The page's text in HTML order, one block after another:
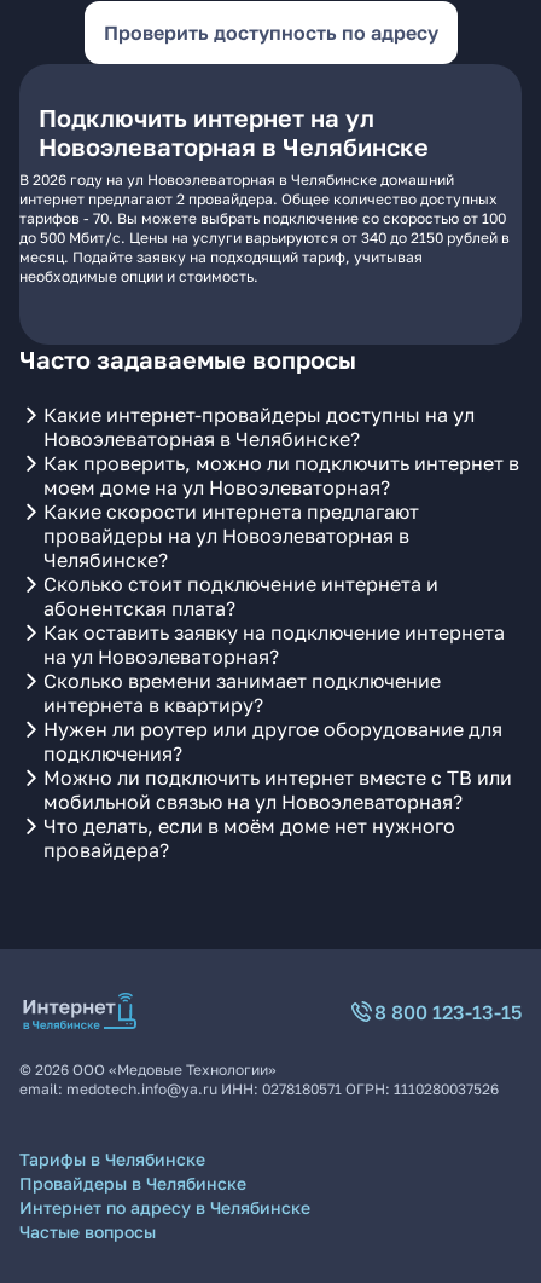
Проверить доступность по адресу
Подключить интернет на ул
Новоэлеваторная в Челябинске
В 2026 году на ул Новоэлеваторная в Челябинске домашний
интернет предлагают 2 провайдера. Общее количество доступных
тарифов - 70. Вы можете выбрать подключение со скоростью от 100
до 500 Мбит/с. Цены на услуги варьируются от 340 до 2150 рублей в
месяц. Подайте заявку на подходящий тариф, учитывая
необходимые опции и стоимость.
Часто задаваемые вопросы
Какие интернет-провайдеры доступны на ул
Новоэлеваторная в Челябинске?
Как проверить, можно ли подключить интернет в
моем доме на ул Новоэлеваторная?
Какие скорости интернета предлагают
провайдеры на ул Новоэлеваторная в
Челябинске?
Сколько стоит подключение интернета и
абонентская плата?
Как оставить заявку на подключение интернета
на ул Новоэлеваторная?
Сколько времени занимает подключение
интернета в квартиру?
Нужен ли роутер или другое оборудование для
подключения?
Можно ли подключить интернет вместе с ТВ или
мобильной связью на ул Новоэлеваторная?
Что делать, если в моём доме нет нужного
провайдера?
8 800 123-13-15
© 2026 ООО «Медовые Технологии»
email: medotech.info@ya.ru ИНН: 0278180571 ОГРН: 1110280037526
Тарифы в Челябинске
Провайдеры в Челябинске
Интернет по адресу в Челябинске
Частые вопросы